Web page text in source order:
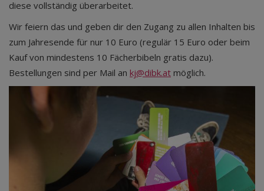
diese vollständig überarbeitet.
Wir feiern das und geben dir den Zugang zu allen Inhalten bis
zum Jahresende für nur 10 Euro (regulär 15 Euro oder beim
Kauf von mindestens 10 Fächerbibeln gratis dazu).
Bestellungen sind per Mail an kj@dibk.at möglich.